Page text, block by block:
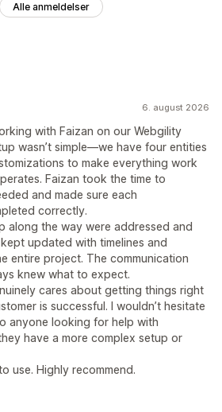
Alle anmeldelser
6. august 2026
with Faizan on our Webgility
wasn’t simple—we have four entities
to make everything work
Faizan took the time to
and made sure each
correctly.
along the way were addressed and
updated with timelines and
entire project. The communication
knew what to expect.
cares about getting things right
is successful. I wouldn’t hesitate
anyone looking for help with
have a more complex setup or
use. Highly recommend.